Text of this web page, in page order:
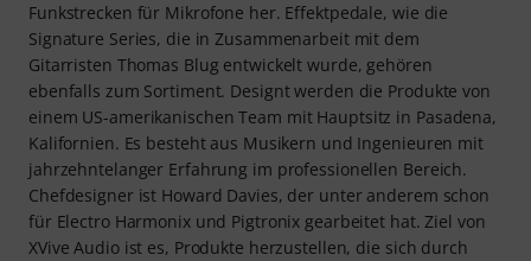
Funkstrecken für Mikrofone her. Effektpedale, wie die
Signature Series, die in Zusammenarbeit mit dem
Gitarristen Thomas Blug entwickelt wurde, gehören
ebenfalls zum Sortiment. Designt werden die Produkte von
einem US-amerikanischen Team mit Hauptsitz in Pasadena,
Kalifornien. Es besteht aus Musikern und Ingenieuren mit
jahrzehntelanger Erfahrung im professionellen Bereich.
Chefdesigner ist Howard Davies, der unter anderem schon
für Electro Harmonix und Pigtronix gearbeitet hat. Ziel von
XVive Audio ist es, Produkte herzustellen, die sich durch